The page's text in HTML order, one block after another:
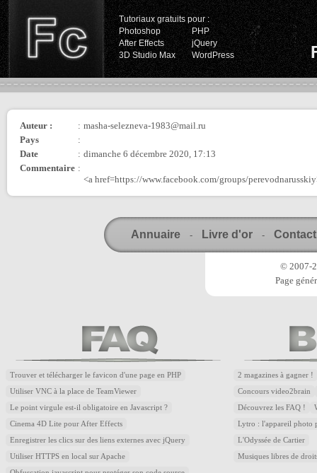
Tutoriaux gratuits pour :
Photoshop
PHP
After Effects
jQuery
3D Studio Max
WordPress
Auteur : : masha-selezneva-1983@mail.ru
Pays
:
Date
: dimanche 6 décembre 2020, 17:13
Commentaire :
<a href=https://www.facebook.com/groups/
Annuaire - Livre d'or - Contact
© 2007-
Page
Trouver et télécharger le favicon d'une page en PHP
Utiliser VNC à la place de TeamViewer
Le point virgule est-il obligatoire en Javascript ?
Cinema 4D Lite pour After Effects
Enregistrer les clics sur des liens externes avec jQuery
Utiliser HTTPS en local sur Apache
2 magazines à gagner !
Concours video2brain
Découvrez les FAQ !
Lytro : l'appareil photo
L'Odyssée de Cartier
Musiques libres de